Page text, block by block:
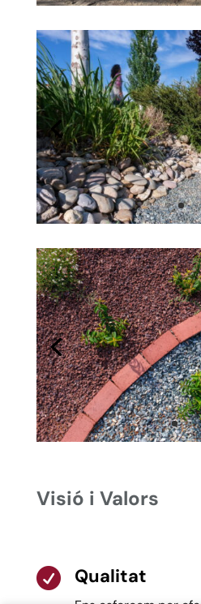
Visió i Valors
 Qualitat